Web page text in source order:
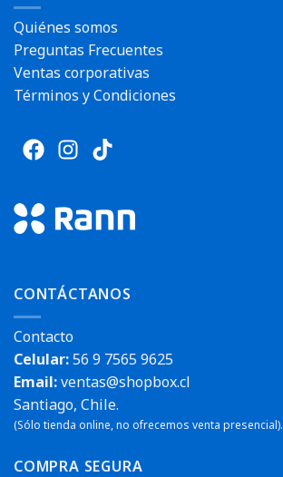
Quiénes somos
Preguntas Frecuentes
Ventas corporativas
Términos y Condiciones
CONTÁCTANOS
Contacto
Celular:56 9 7565 9625
Email:ventas@shopbox.cl
Santiago, Chile.
(Sólo tienda online, no ofrecemos venta presencial).
COMPRA SEGURA